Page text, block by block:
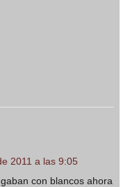
2011 a las 9:05
con blancos ahora